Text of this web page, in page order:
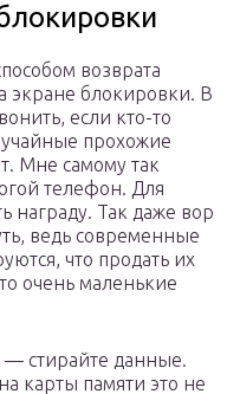
возврата
экране блокировки. В
если кто-то
прохожие
Мне самому так
телефон. Для
награду. Так даже вор
ведь современные
что продать их
очень маленькие
— стирайте данные.
карты памяти это не